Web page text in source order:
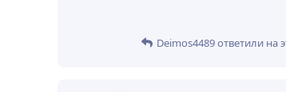
Deimos4489ответили на